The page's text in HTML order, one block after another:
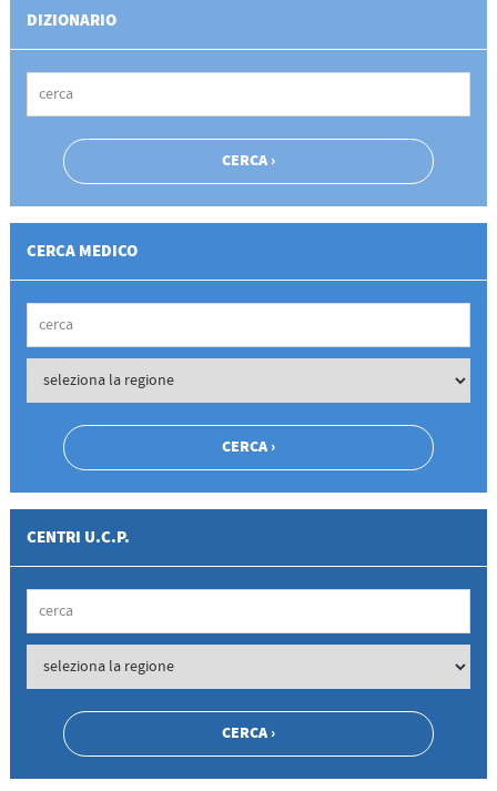
DIZIONARIO
CERCA MEDICO
CENTRI U.C.P.